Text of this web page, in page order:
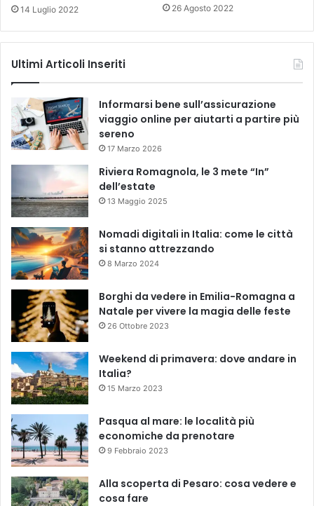
14 Luglio 2022 26 Agosto 2022
Ultimi Articoli Inseriti
Informarsi bene sull’assicurazione
viaggio online per aiutarti a partire più
sereno
17 Marzo 2026
Riviera Romagnola, le 3 mete “In”
dell’estate
13 Maggio 2025
Nomadi digitali in Italia: come le città
si stanno attrezzando
8 Marzo 2024
Borghi da vedere in Emilia-Romagna a
Natale per vivere la magia delle feste
26 Ottobre 2023
Weekend di primavera: dove andare in
Italia?
15 Marzo 2023
Pasqua al mare: le località più
economiche da prenotare
9 Febbraio 2023
Alla scoperta di Pesaro: cosa vedere e
cosa fare